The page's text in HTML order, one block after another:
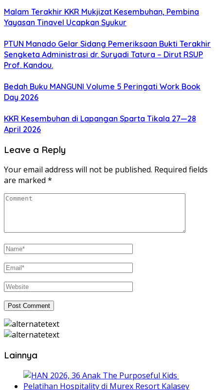
Malam Terakhir KKR Mukjizat Kesembuhan, Pembina
Yayasan Tinavel Ucapkan Syukur
PTUN Manado Gelar Sidang Pemeriksaan Bukti Terakhir
Sengketa Administrasi dr. Suryadi Tatura – Dirut RSUP
Prof. Kandou.
Bedah Buku MANGUNI Volume 5 Peringati Work Book
Day 2026
KKR Kesembuhan di Lapangan Sparta Tikala 27—28
April 2026
Leave a Reply
Your email address will not be published. Required fields
are marked *
Lainnya